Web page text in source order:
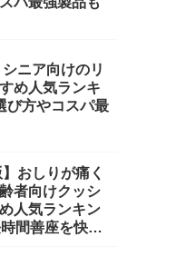
シニア向けのリ
め人気ランキ
び方やコスパ最
】おしりが痛く
者向けクッシ
人気ランキン
間善座を快適